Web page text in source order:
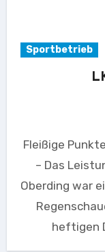
Sportbetrieb
Fleißige Punkte-Sammler am Moosrain Oberding
– Das
Oberding war
heftigen